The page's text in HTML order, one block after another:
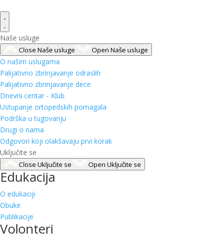
Naše usluge
Close Naše usluge Open Naše usluge
O našim uslugama
Palijativno zbrinjavanje odraslih
Palijativno zbrinjavanje dece
Dnevni centar - Klub
Ustupanje ortopedskih pomagala
Podrška u tugovanju
Drugi o nama
Odgovori koji olakšavaju prvi korak
Uključite se
Close Uključite se Open Uključite se
Edukacija
O edukaciji
Obuke
Publikacije
Volonteri